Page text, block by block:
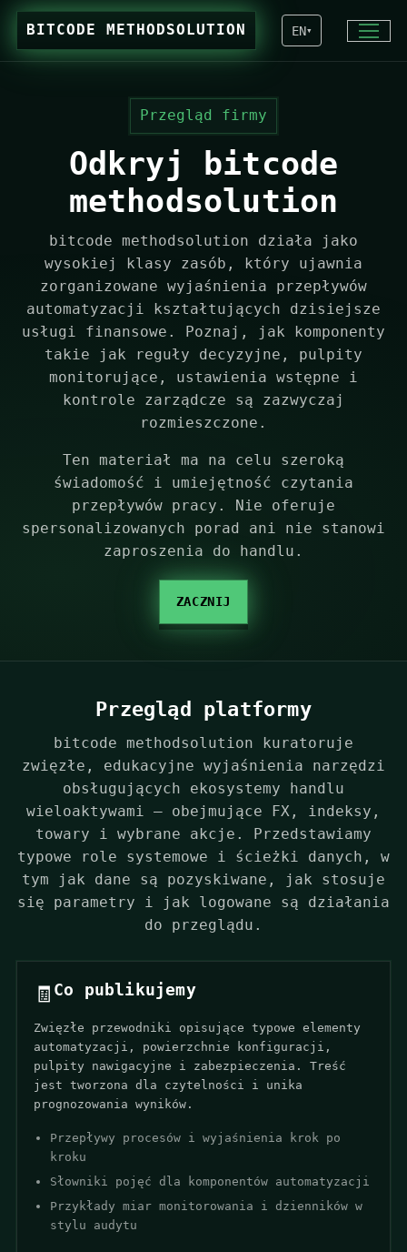
BITCODE METHODSOLUTION EN▾
Przegląd firmy
Odkryj bitcode
methodsolution
bitcode methodsolution działa jako
wysokiej klasy zasób, który ujawnia
zorganizowane wyjaśnienia przepływów
automatyzacji kształtujących dzisiejsze
usługi finansowe. Poznaj, jak komponenty
takie jak reguły decyzyjne, pulpity
monitorujące, ustawienia wstępne i
kontrole zarządcze są zazwyczaj
rozmieszczone.
Ten materiał ma na celu szeroką
świadomość i umiejętność czytania
przepływów pracy. Nie oferuje
spersonalizowanych porad ani nie stanowi
zaproszenia do handlu.
ZACZNIJ
Przegląd platformy
bitcode methodsolution kuratoruje
zwięzłe, edukacyjne wyjaśnienia narzędzi
obsługujących ekosystemy handlu
wieloaktywami — obejmujące FX, indeksy,
towary i wybrane akcje. Przedstawiamy
typowe role systemowe i ścieżki danych, w
tym jak dane są pozyskiwane, jak stosuje
się parametry i jak logowane są działania
do przeglądu.
🧾 Co publikujemy
Zwięzłe przewodniki opisujące typowe elementy
automatyzacji, powierzchnie konfiguracji,
pulpity nawigacyjne i zabezpieczenia. Treść
jest tworzona dla czytelności i unika
prognozowania wyników.
Przepływy procesów i wyjaśnienia krok po
kroku
Słowniki pojęć dla komponentów automatyzacji
Przykłady miar monitorowania i dzienników w
stylu audytu